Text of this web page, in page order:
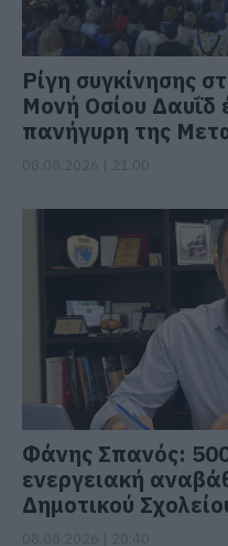
Ρίγη συγκίνησης
Μονή Οσίου Δαυΐδ
πανήγυρη της
Φάνης Σπανός:
ενεργειακή
Δημοτικού